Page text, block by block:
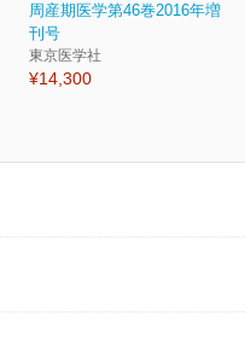
周産期医学第46巻2016年増
刊号
東京医学社
¥14,300